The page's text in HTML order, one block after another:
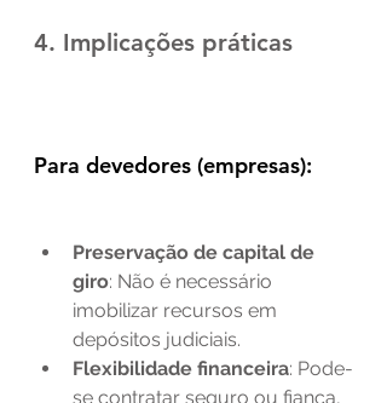
4. Implicações práticas
Para devedores (empresas):
Preservação de capital de
giro: Não é necessário
imobilizar recursos em
depósitos judiciais.
Flexibilidade financeira: Pode-
se contratar seguro ou fiança,